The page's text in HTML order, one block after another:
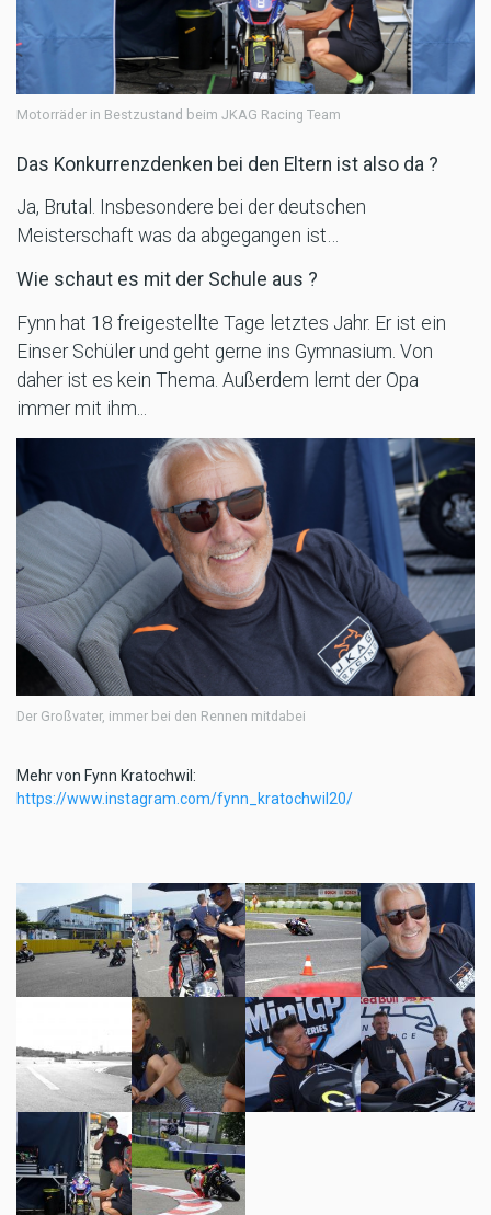
Motorräder in Bestzustand beim JKAG Racing Team
Das Konkurrenzdenken bei den Eltern ist also da ?
Ja, Brutal. Insbesondere bei der deutschen
Meisterschaft was da abgegangen ist…
Wie schaut es mit der Schule aus ?
Fynn hat 18 freigestellte Tage letztes Jahr. Er ist ein
Einser Schüler und geht gerne ins Gymnasium. Von
daher ist es kein Thema. Außerdem lernt der Opa
immer mit ihm...
Der Großvater, immer bei den Rennen mitdabei
Mehr von Fynn Kratochwil:
https://www.instagram.com/fynn_kratochwil20/